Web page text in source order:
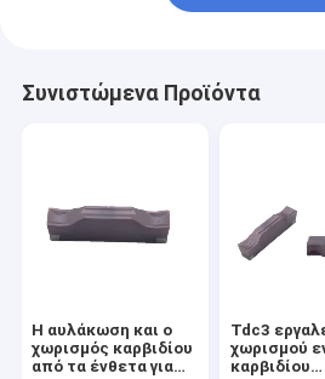
Συνιστώμενα Προϊόντα
Η αυλάκωση και ο
χωρισμός καρβιδίου
από τα ένθετα για
Tdc3
χωρισμού
καρβιδίου